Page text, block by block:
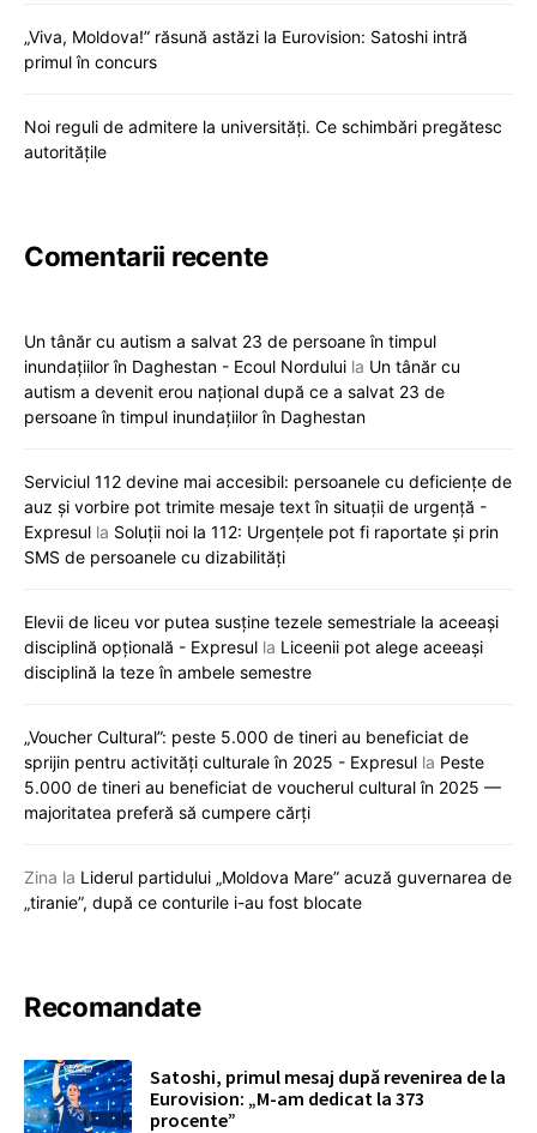
„Viva, Moldova!” răsună astăzi la Eurovision: Satoshi intră
primul în concurs
Noi reguli de admitere la universități. Ce schimbări pregătesc
autoritățile
Comentarii recente
Un tânăr cu autism a salvat 23 de persoane în timpul
inundațiilor în Daghestan - Ecoul Nordului la Un tânăr cu
autism a devenit erou național după ce a salvat 23 de
persoane în timpul inundațiilor în Daghestan
Serviciul 112 devine mai accesibil: persoanele cu deficiențe de
auz și vorbire pot trimite mesaje text în situații de urgență -
Expresul la Soluții noi la 112: Urgențele pot fi raportate și prin
SMS de persoanele cu dizabilități
Elevii de liceu vor putea susține tezele semestriale la aceeași
disciplină opțională - Expresul la Liceenii pot alege aceeași
disciplină la teze în ambele semestre
„Voucher Cultural”: peste 5.000 de tineri au beneficiat de
sprijin pentru activități culturale în 2025 - Expresul la Peste
5.000 de tineri au beneficiat de voucherul cultural în 2025 —
majoritatea preferă să cumpere cărți
Zina la Liderul partidului „Moldova Mare” acuză guvernarea de
„tiranie”, după ce conturile i-au fost blocate
Recomandate
Satoshi, primul mesaj după revenirea de la
Eurovision: „M-am dedicat la 373
procente”